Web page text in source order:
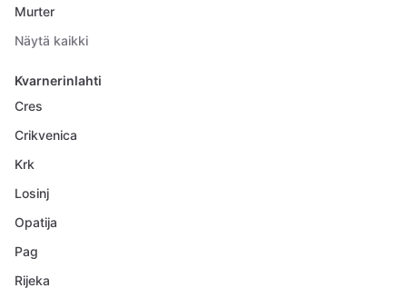
Murter
Näytä kaikki
Kvarnerinlahti
Cres
Crikvenica
Krk
Losinj
Opatija
Pag
Rijeka